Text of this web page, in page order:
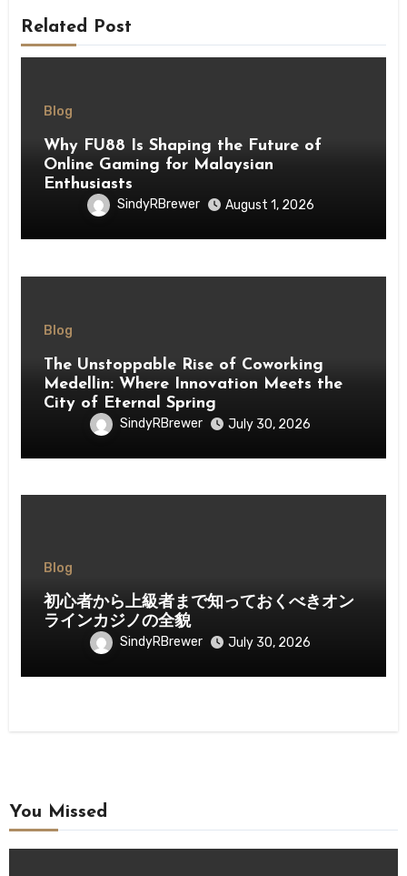
Related Post
Blog
Why FU88 Is Shaping the Future of
Online Gaming for Malaysian
Enthusiasts
SindyRBrewer August 1, 2026
Blog
The Unstoppable Rise of Coworking
Medellin: Where Innovation Meets the
City of Eternal Spring
SindyRBrewer July 30, 2026
Blog
初心者から上級者まで知っておくべきオン
ラインカジノの全貌
SindyRBrewer July 30, 2026
You Missed